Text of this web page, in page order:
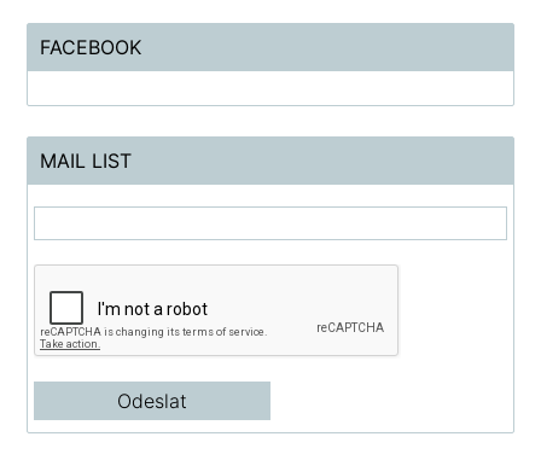
FACEBOOK
MAIL LIST